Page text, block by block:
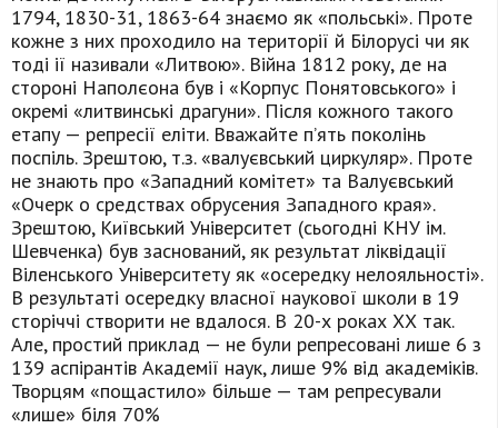
1794, 1830-31, 1863-64 знаємо як «польські». Проте
кожне з них проходило на території й Білорусі чи як
тоді ії називали «Литвою». Війна 1812 року, де на
стороні Наполєона був і «Корпус Понятовського» і
окремі «литвинські драгуни». Після кожного такого
етапу — репресії еліти. Вважайте п’ять поколінь
поспіль. Зрештою, т.з. «валуєвський циркуляр». Проте
не знають про «Западний комітет» та Валуєвський
«Очерк о средствах обрусения Западного края».
Зрештою, Київський Університет (сьогодні КНУ ім.
Шевченка) був заснований, як результат ліквідації
Віленського Університету як «осередку нелояльності».
В результаті осередку власної наукової школи в 19
сторіччі створити не вдалося. В 20-х роках ХХ так.
Але, простий приклад — не були репресовані лише 6 з
139 аспірантів Академії наук, лише 9% від академіків.
Творцям «пощастило» більше — там репресували
«лише» біля 70%